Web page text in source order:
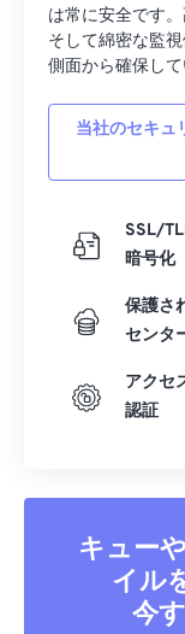
は常に安全です
そして綿密な監
側面から確保して
当社のセキュ
SSL/
暗号化
保護さ
センタ
アクセ
認証
キュー
イル
今